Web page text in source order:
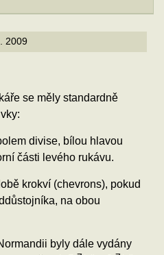
2009
se měly standardně
divise, bílou hlavou
části levého rukávu.
krokví (chevrons), pokud
na obou
byly dále vydány